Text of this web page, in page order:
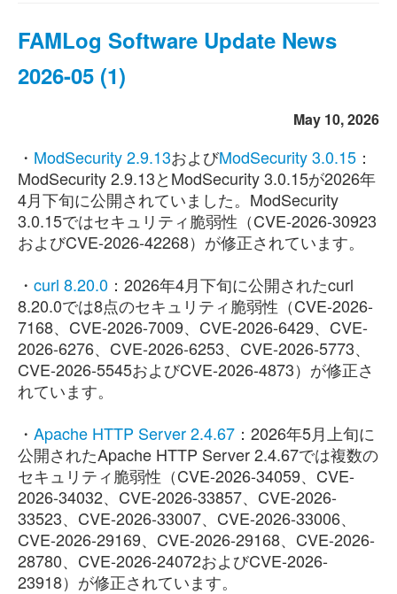
FAMLog Software Update News
2026-05 (1)
May 10, 2026
・ ModSecurity 2.9.13およびModSecurity 3.0.15 ：
ModSecurity 2.9.13とModSecurity 3.0.15が2026年
4月下旬に公開されていました。ModSecurity
3.0.15ではセキュリティ脆弱性（CVE-2026-30923
およびCVE-2026-42268）が修正されています。
・ curl 8.20.0 ：2026年4月下旬に公開されたcurl
8.20.0では8点のセキュリティ脆弱性（CVE-2026-
7168、CVE-2026-7009、CVE-2026-6429、CVE-
2026-6276、CVE-2026-6253、CVE-2026-5773、
CVE-2026-5545およびCVE-2026-4873）が修正さ
れています。
・ Apache HTTP Server 2.4.67 ：2026年5月上旬に
公開されたApache HTTP Server 2.4.67では複数の
セキュリティ脆弱性（CVE-2026-34059、CVE-
2026-34032、CVE-2026-33857、CVE-2026-
33523、CVE-2026-33007、CVE-2026-33006、
CVE-2026-29169、CVE-2026-29168、CVE-2026-
28780、CVE-2026-24072およびCVE-2026-
23918）が修正されています。